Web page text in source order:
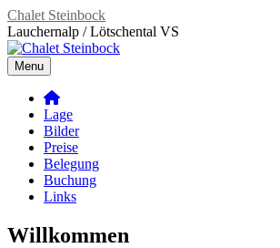
Skip
to
content
Chalet Steinbock
Lauchernalp / Lötschental VS
Menu
Primary
Menu
Lage
Bilder
Preise
Belegung
Buchung
Links
Willkommen